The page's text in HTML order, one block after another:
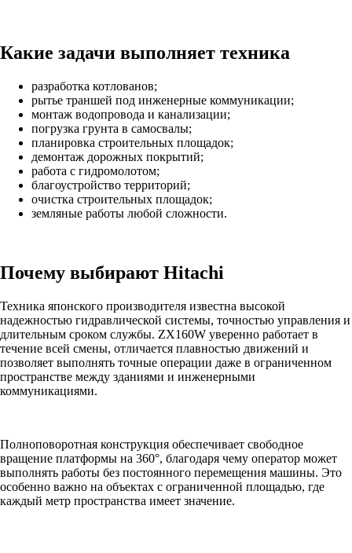
Какие задачи выполняет техника
разработка котлованов;
рытье траншей под инженерные коммуникации;
монтаж водопровода и канализации;
погрузка грунта в самосвалы;
планировка строительных площадок;
демонтаж дорожных покрытий;
работа с гидромолотом;
благоустройство территорий;
очистка строительных площадок;
земляные работы любой сложности.
Почему выбирают Hitachi
Техника японского производителя известна высокой
надежностью гидравлической системы, точностью управления и
длительным сроком службы. ZX160W уверенно работает в
течение всей смены, отличается плавностью движений и
позволяет выполнять точные операции даже в ограниченном
пространстве между зданиями и инженерными
коммуникациями.
Полноповоротная конструкция обеспечивает свободное
вращение платформы на 360°, благодаря чему оператор может
выполнять работы без постоянного перемещения машины. Это
особенно важно на объектах с ограниченной площадью, где
каждый метр пространства имеет значение.